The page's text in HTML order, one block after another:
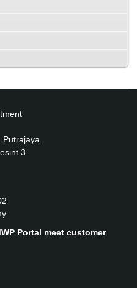
Putrajaya
3
Portal meet customer